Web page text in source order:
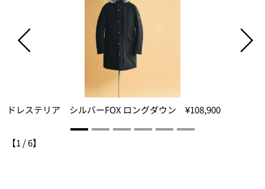
ドレステリア シルバーFOX ロングダウン ¥108,900
【1 /6】